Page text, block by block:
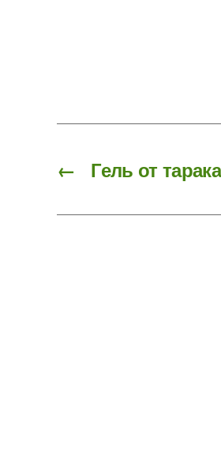
← Гель от